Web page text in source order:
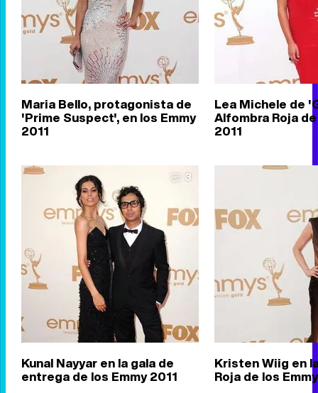
Maria Bello, protagonista de
'Prime Suspect', en los Emmy
2011
Lea Michele de
Alfombra Roja
2011
3
Kunal Nayyar en la gala de
entrega de los Emmy 2011
Kristen Wiig en
Roja de los